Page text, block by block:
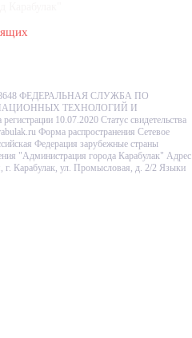
78648 ФЕДЕРАЛЬНАЯ СЛУЖБА ПО
ТЕХНОЛОГИЙ И
10.07.2020 Статус свидетельства
Форма распространения Сетевое
Федерация зарубежные страны
"Администрация города Карабулак" Адрес
г. Карабулак, ул. Промысловая, д. 2/2 Языки